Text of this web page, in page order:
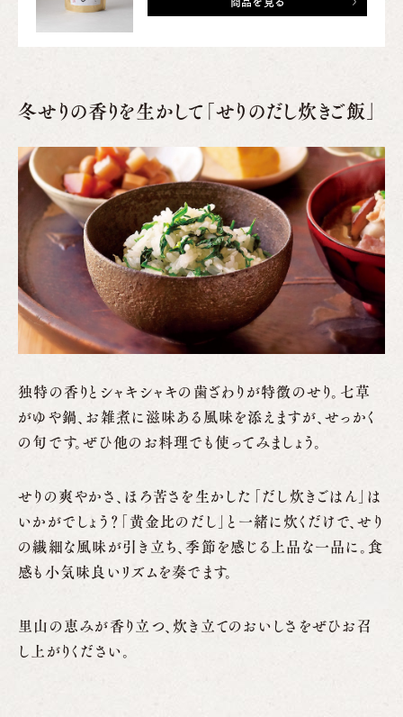
冬せりの香りを生かして「せりのだし炊きご飯」
独特の香りとシャキシャキの歯ざわりが特徴のせり。七草
がゆや鍋、お雑煮に滋味ある風味を添えますが、せっかく
の旬です。ぜひ他のお料理でも使ってみましょう。
せりの爽やかさ、ほろ苦さを生かした「だし炊きごはん」は
いかがでしょう？「黄金比のだし」と一緒に炊くだけで、せり
の繊細な風味が引き立ち、季節を感じる上品な一品に。食
感も小気味良いリズムを奏でます。
里山の恵みが香り立つ、炊き立てのおいしさをぜひお召
し上がりください。